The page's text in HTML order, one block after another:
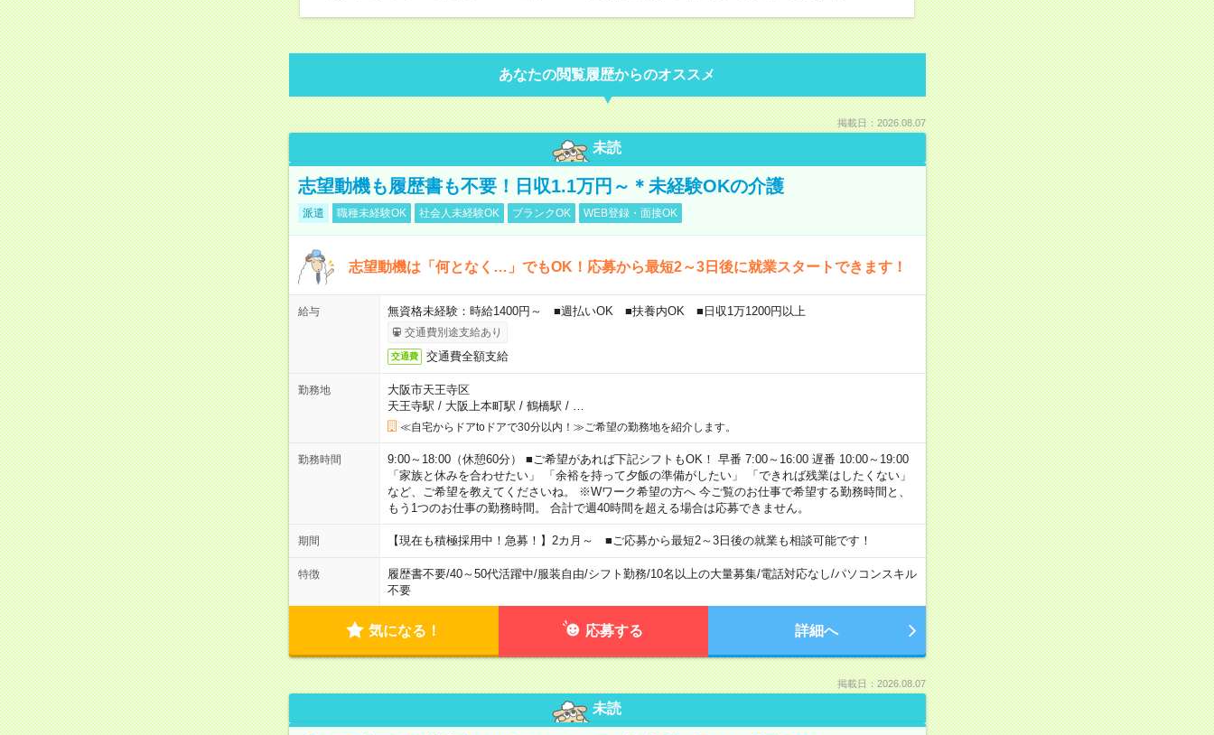
あなたの閲覧履歴からのオススメ
掲載日：2026.08.07
未読
志望動機も履歴書も不要！日収1.1万円～＊未経験OKの介護
派遣 職種未経験OK 社会人未経験OK ブランクOK WEB登録・面接OK
志望動機は「何となく…」でもOK！応募から最短2～3日後に就業スタートできます！
給与 無資格未経験：時給1400円～ ■週払いOK ■扶養内OK ■日収1万1200円以上
交通費別途支給あり
交通費 交通費全額支給
勤務地
大阪市天王寺区
天王寺駅 / 大阪上本町駅 / 鶴橋駅 /
≪自宅からドアtoドアで30分以内！≫ご希望の勤務地を紹介します。
勤務時間
9:00～18:00（休憩60分） ■ご希望があれば下記シフトもOK！ 早番 7:00～16:00 遅番 10:00～19:00
「家族と休みを合わせたい」 「余裕を持って夕飯の準備がしたい」 「できれば残業はしたくない」
など、ご希望を教えてくださいね。 ※Wワーク希望の方へ 今ご覧のお仕事で希望する勤務時間と、
もう1つのお仕事の勤務時間。 合計で週40時間を超える場合は応募できません。
期間 【現在も積極採用中！急募！】2カ月～ ■ご応募から最短2～3日後の就業も相談可能です！
特徴 履歴書不要/40～50代活躍中/服装自由/シフト勤務/10名以上の大量募集/電話対応なし/パソコンスキル
不要
気になる！ 応募する 詳細へ
掲載日：2026.08.07
未読